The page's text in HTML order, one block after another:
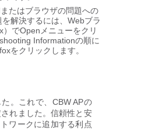
たはブラウザの問題への
解決するには、Webブラ
でOpenメニューをクリ
Informationの順に
をクリックします。
。これで、CBW APの
れました。信頼性と安
ワークに追加する利点